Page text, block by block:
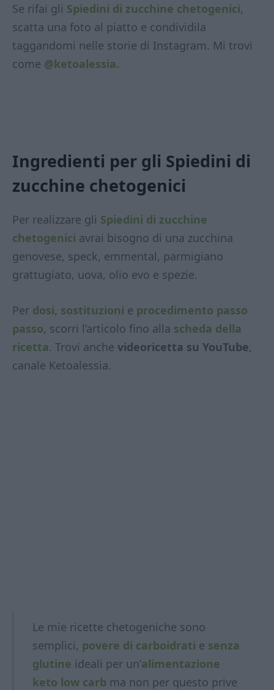
Se rifai gli Spiedini di zucchine chetogenici,
scatta una foto al piatto e condividila
taggandomi nelle storie di Instagram. Mi trovi
come @ketoalessia.
Ingredienti per gli Spiedini di
zucchine chetogenici
Per realizzare gli Spiedini di zucchine
chetogenici avrai bisogno di una zucchina
genovese, speck, emmental, parmigiano
grattugiato, uova, olio evo e spezie.
Per dosi, sostituzioni e procedimento passo
passo, scorri l’articolo fino alla scheda della
ricetta. Trovi anche videoricetta su YouTube,
canale Ketoalessia.
Le mie ricette chetogeniche sono
semplici, povere di carboidrati e senza
glutine ideali per un’alimentazione
keto low carb ma non per questo prive